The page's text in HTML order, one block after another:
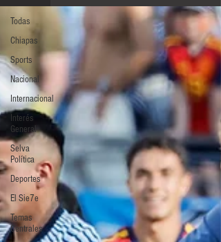
Todas
Chiapas
Sports
Nacional
Internacional
Interés
General
Selva
Política
Deportes
El Sie7e
Temas
Centrales